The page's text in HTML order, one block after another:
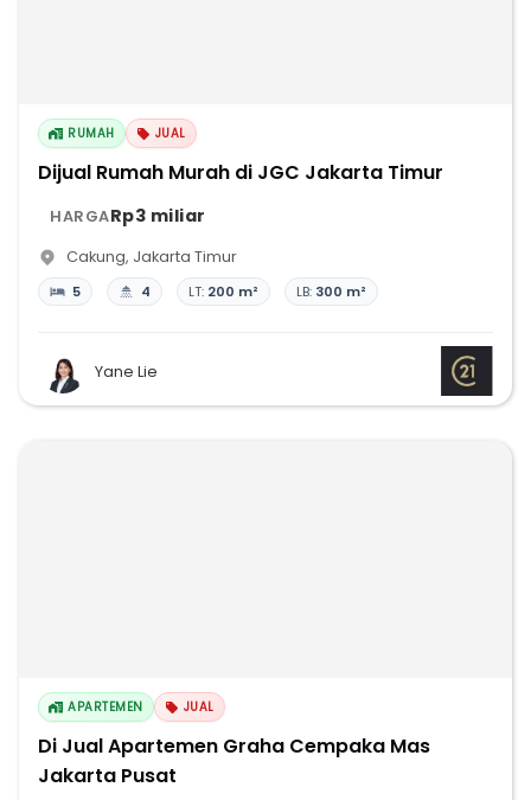
RUMAH JUAL
Dijual Rumah Murah di JGC Jakarta Timur
HARGARp3 miliar
Cakung, Jakarta Timur
5 4 LT: 200 m² LB: 300 m²
Yane Lie
APARTEMEN JUAL
Di Jual Apartemen Graha Cempaka Mas
Jakarta Pusat